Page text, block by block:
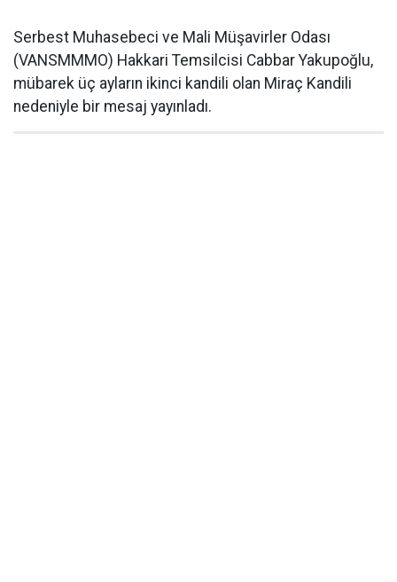
Serbest Muhasebeci ve Mali Müşavirler Odası
(VANSMMMO) Hakkari Temsilcisi Cabbar Yakupoğlu,
mübarek üç ayların ikinci kandili olan Miraç Kandili
nedeniyle bir mesaj yayınladı.